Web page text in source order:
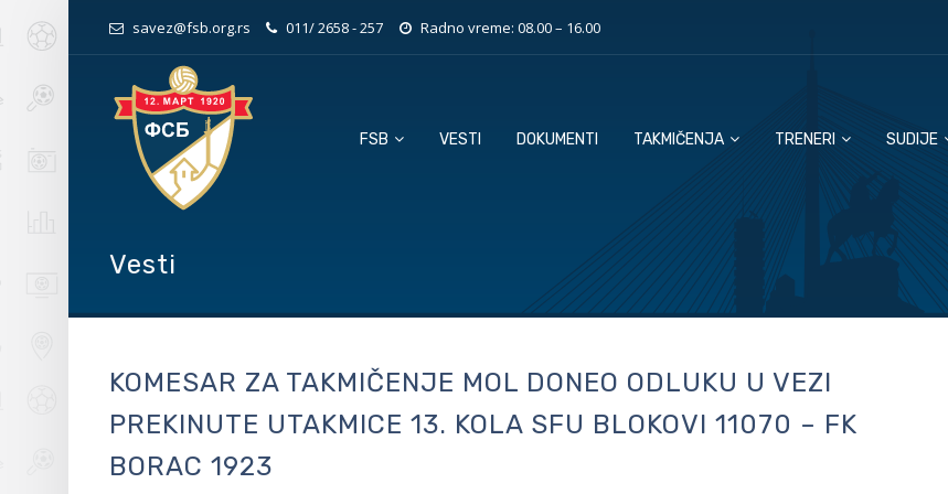
savez@fsb.org.rs 011/ 2658 - 257 Radno vreme: 08.00 – 16.00
FSB VESTI DOKUMENTI TAKMIČENJA TRENERI SUDIJE
Vesti
KOMESAR ZA TAKMIČENJE MOL DONEO ODLUKU U VEZI
PREKINUTE UTAKMICE 13. KOLA SFU BLOKOVI 11070 – FK
BORAC 1923